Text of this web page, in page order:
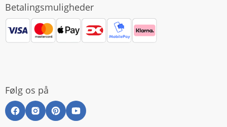
Betalingsmuligheder
Følg os på